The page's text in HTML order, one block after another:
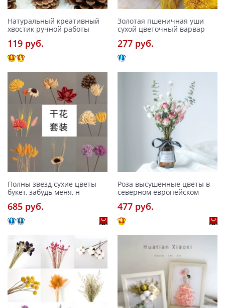
Натуральный креативный
хвостик ручной работы
119 pуб.
Золотая пшеничная уши
сухой цветочный варвар
277 pуб.
Полны звезд сухие цветы
букет, забудь меня, н
685 pуб.
Роза высушенные цветы в
северном европейском
477 pуб.